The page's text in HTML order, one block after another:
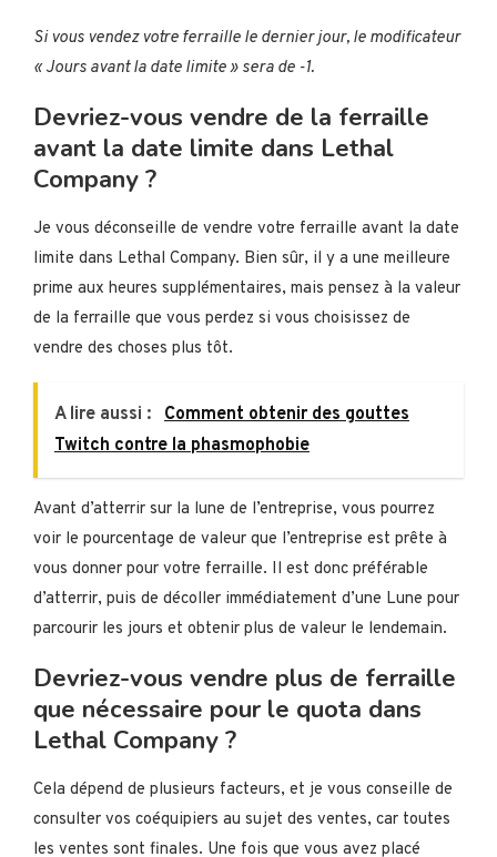
Si vous vendez votre ferraille le dernier jour, le modificateur
« Jours avant la date limite » sera de -1.
Devriez-vous vendre de la ferraille
avant la date limite dans Lethal
Company ?
Je vous déconseille de vendre votre ferraille avant la date
limite dans Lethal Company. Bien sûr, il y a une meilleure
prime aux heures supplémentaires, mais pensez à la valeur
de la ferraille que vous perdez si vous choisissez de
vendre des choses plus tôt.
A lire aussi :
Comment obtenir des gouttes
Twitch contre la phasmophobie
Avant d’atterrir sur la lune de l’entreprise, vous pourrez
voir le pourcentage de valeur que l’entreprise est prête à
vous donner pour votre ferraille. Il est donc préférable
d’atterrir, puis de décoller immédiatement d’une Lune pour
parcourir les jours et obtenir plus de valeur le lendemain.
Devriez-vous vendre plus de ferraille
que nécessaire pour le quota dans
Lethal Company ?
Cela dépend de plusieurs facteurs, et je vous conseille de
consulter vos coéquipiers au sujet des ventes, car toutes
les ventes sont finales. Une fois que vous avez placé